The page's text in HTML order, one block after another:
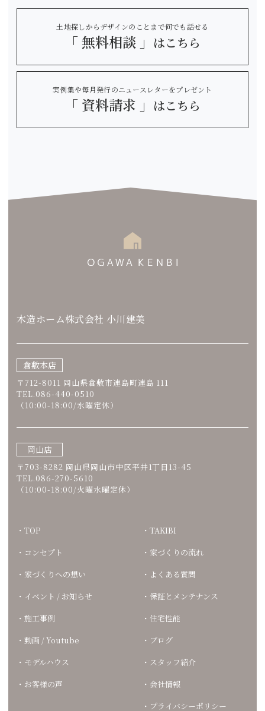
土地探しからデザインのことまで何でも話せる
「 無料相談 」 はこちら
実例集や毎月発行のニュースレターをプレゼント
「 資料請求 」 はこちら
木造ホーム株式会社 小川建美
倉敷本店
〒712-8011 岡山県倉敷市連島町連島 111
TEL.086-440-0510
（10:00-18:00/水曜定休）
岡山店
〒703-8282 岡山県岡山市中区平井1丁目13-45
TEL.086-270-5610
（10:00-18:00/火曜水曜定休）
TOP
コンセプト
家づくりへの想い
イベント / お知らせ
施工事例
動画 / Youtube
モデルハウス
お客様の声
TAKIBI
家づくりの流れ
よくある質問
保証とメンテナンス
住宅性能
ブログ
スタッフ紹介
会社情報
プライバシーポリシー